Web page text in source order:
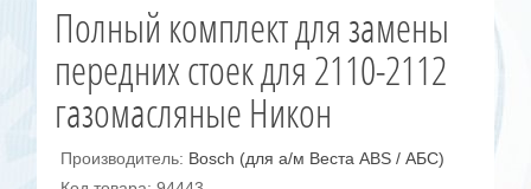
Полный комплект для замены
передних стоек для 2110-2112
газомасляные Никон
Производитель: Bosch (для а/м Веста ABS / АБС)